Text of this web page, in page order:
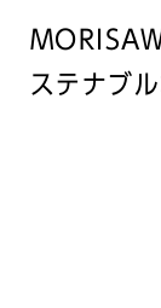
ステナブ